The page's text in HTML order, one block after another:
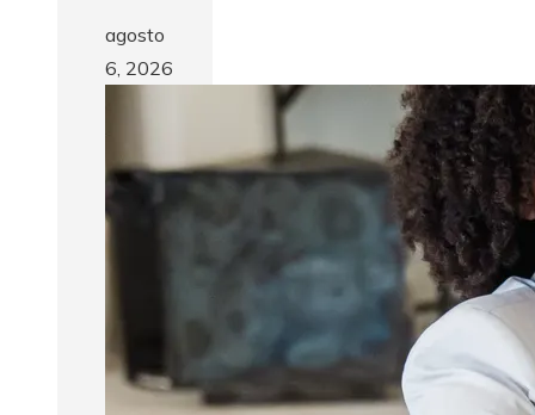
agosto
6, 2026